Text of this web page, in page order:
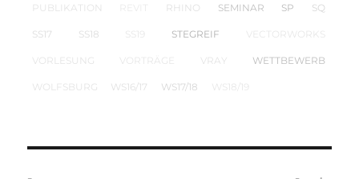
PUBLIKATION RHINO SEMINAR SP SQ
SS17 SS18 SS19 STEGREIF VECTORWORKS
VORLESUNG VORTRÄGE VRAY WETTBEWERB
WOLFSBURG WS16/17 WS17/18 WS18/19